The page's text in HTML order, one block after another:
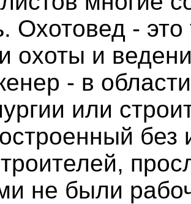
Охотовед -
охоты и
- в
или
без
не были